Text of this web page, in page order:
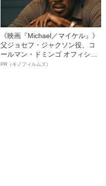
《映画『Michael／マイケル』》
父ジョセフ・ジャクソン役、コ
ールマン・ドミンゴ オフィシャ
ルインタビュー“観客を魅了した
PR（キノフィルムズ）